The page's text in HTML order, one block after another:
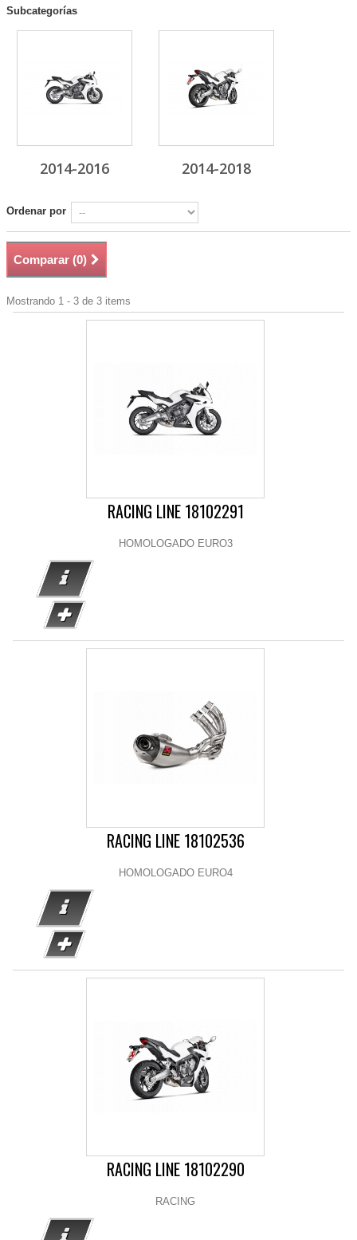
Subcategorías
2014-2016 2014-2018
Ordenar por
Comparar (0)
Mostrando 1 - 3 de 3 items
RACING LINE 18102291
HOMOLOGADO EURO3
RACING LINE 18102536
HOMOLOGADO EURO4
RACING LINE 18102290
RACING